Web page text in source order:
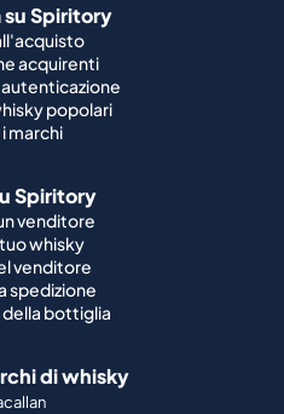
Spiritory
acquirenti
popolari
marchi
Spiritory
venditore
whisky
venditore
spedizione
bottiglia
di whisky